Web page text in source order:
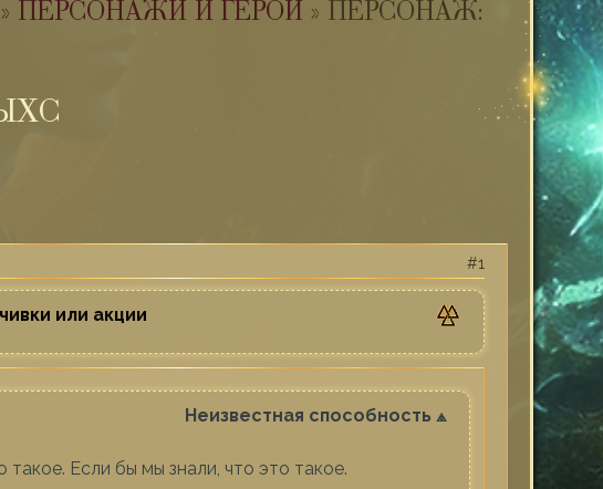
» ПЕРСОНАЖИ И ГЕРОИ » ПЕРСОНАЖ:
1
или акции
Неизвестная способность ⟁
такое. Если бы мы знали, что это такое.